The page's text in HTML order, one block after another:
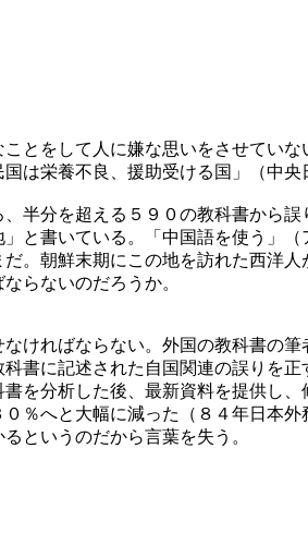
とをして人に嫌な思いをさせてい
は栄養不良、援助受ける国」（中
半分を超える５９０の教科書から
と書いている。「中国語を使う」
。朝鮮末期にこの地を訪れた西洋
らないのだろうか。
ければならない。外国の教科書の
書に記述された自国関連の誤りを
を分析した後、最新資料を提供し
％へと大幅に減った（８４年日本
というのだから言葉を失う。